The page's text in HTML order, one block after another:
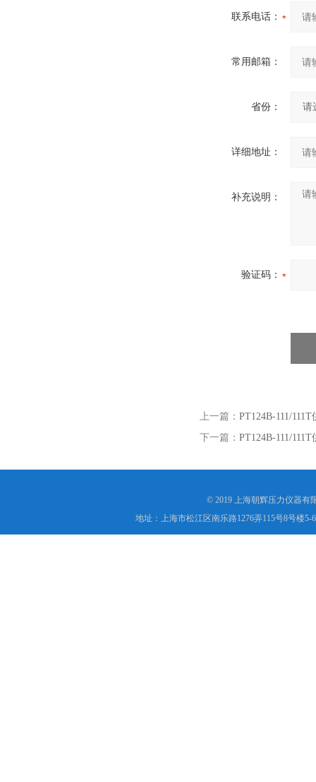
联系电话：
常用邮箱：
省份：
详细地址：
补充说明：
验证码：
上一篇： PT124B-111/
下一篇： PT124B-111/
© 2019 上海朝辉压力仪器有
地址：上海市松江区南乐路1276弄115号8号楼5-